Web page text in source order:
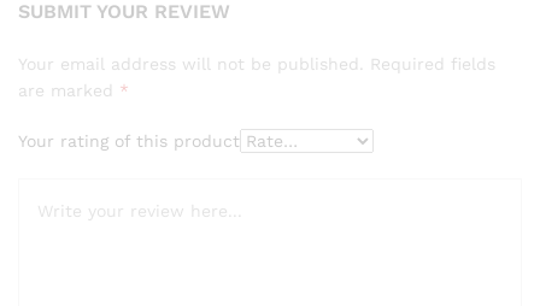
SUBMIT YOUR REVIEW
Your email address will not be published.
Required fields
are marked *
Your rating of this product